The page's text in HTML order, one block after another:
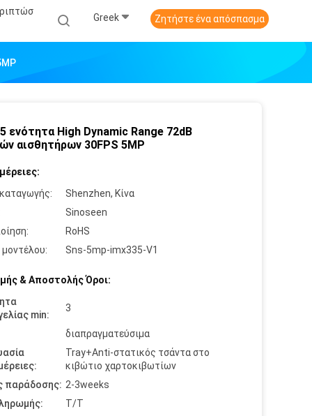
Greek Ζητήστε ένα απόσπασμα
ενότητα High Dynamic Range 72dB
αισθητήρων 30FPS 5MP
Shenzhen, Κίνα
Sinoseen
RoHS
Sns-5mp-imx335-V1
& Αποστολής Όροι:
min:
3
διαπραγματεύσιμα
Tray+Anti-στατικός τσάντα στο
κιβώτιο χαρτοκιβωτίων
παράδοσης: 2-3weeks
T/T